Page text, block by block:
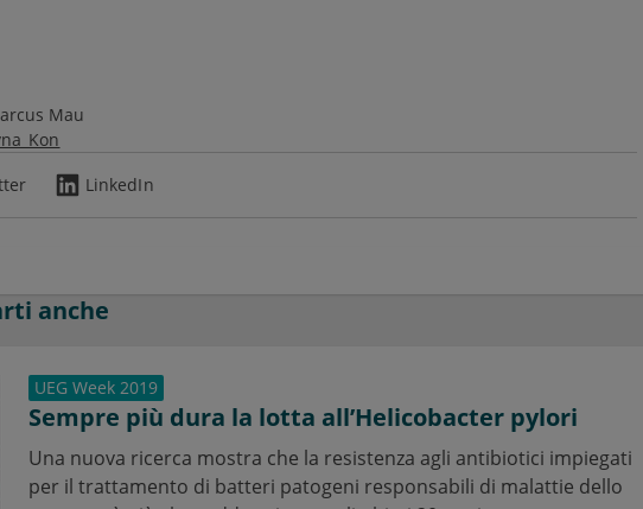
Mau
LinkedIn
anche
UEG Week 2019
Sempre più dura la lotta all’Helicobacter pylori
Una nuova ricerca mostra che la resistenza agli antibiotici impiegati
per il trattamento di batteri patogeni responsabili di malattie dello